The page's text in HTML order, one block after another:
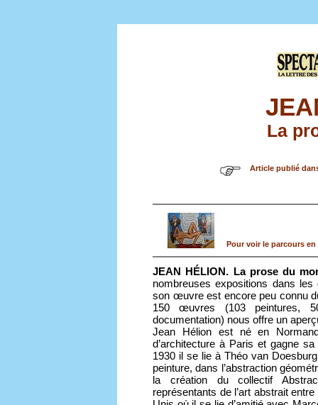
La
Article publié
Pour voir le parcours
JEAN HÉLION. La prose du
nombreuses expositions dans
son œuvre est encore peu connu
150 œuvres (103 peintures,
documentation) nous offre un
Jean Hélion est né en
d’architecture à Paris et gagne
1930 il se lie à Théo van
peinture, dans l’abstraction
la création du collectif
représentants de l’art abstrait